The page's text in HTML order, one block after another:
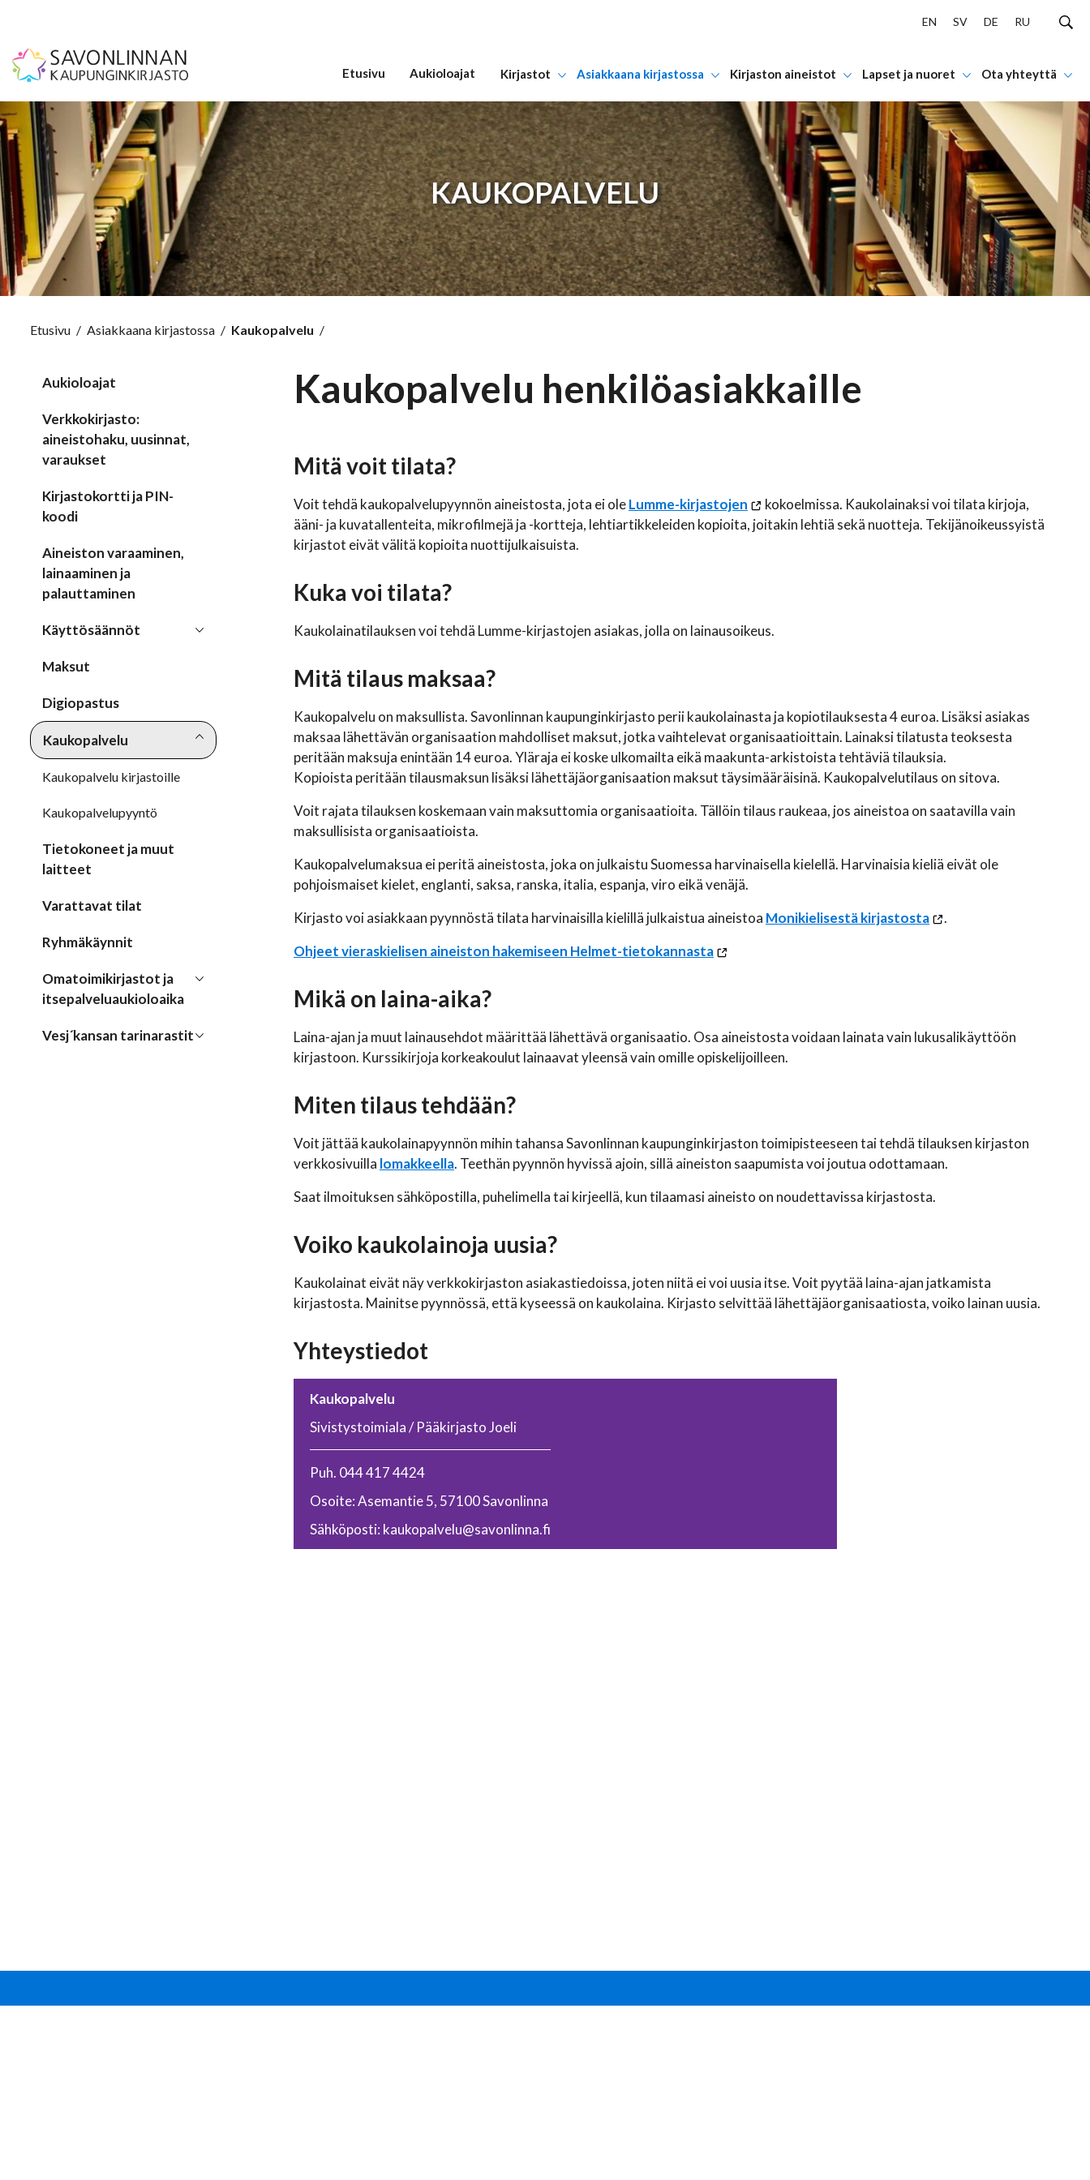
Hyppää sisältöön
EN SV DE RU
Etusivu Aukioloajat Kirjastot Asiakkaana kirjastossa Kirjaston aineistot Lapset ja nuoret Ota yhteyttä
KAUKOPALVELU
Etusivu / Asiakkaana kirjastossa / Kaukopalvelu /
Aukioloajat
Verkkokirjasto:
aineistohaku, uusinnat,
varaukset
Kirjastokortti ja PIN-
koodi
Aineiston varaaminen,
lainaaminen ja
palauttaminen
Käyttösäännöt
Maksut
Digiopastus
Kaukopalvelu
Kaukopalvelu kirjastoille
Kaukopalvelupyyntö
Tietokoneet ja muut
laitteet
Varattavat tilat
Ryhmäkäynnit
Omatoimikirjastot ja
itsepalveluaukioloaika
Vesj´kansan tarinarastit
Kaukopalvelu henkilöasiakkaille
Mitä voit tilata?
Voit tehdä kaukopalvelupyynnön aineistosta, jota ei oleLumme-kirjastojen
kokoelmissa. Kaukolainaksi voi tilata kirjoja,
ääni- ja kuvatallenteita, mikrofilmejä ja -kortteja, lehtiartikkeleiden kopioita, joitakin lehtiä sekä nuotteja. Tekijänoikeussyistä
kirjastot eivät välitä kopioita nuottijulkaisuista.
Kuka voi tilata?
Kaukolainatilauksen voi tehdä Lumme-kirjastojen asiakas, jolla on lainausoikeus.
Mitä tilaus maksaa?
Kaukopalvelu on maksullista. Savonlinnan kaupunginkirjasto perii kaukolainasta ja kopiotilauksesta 4 euroa. Lisäksi asiakas
maksaa lähettävän organisaation mahdolliset maksut, jotka vaihtelevat organisaatioittain. Lainaksi tilatusta teoksesta
peritään maksuja enintään 14 euroa. Yläraja ei koske ulkomailta eikä maakunta-arkistoista tehtäviä tilauksia.
Kopioista peritään tilausmaksun lisäksi lähettäjäorganisaation maksut täysimääräisinä. Kaukopalvelutilaus on sitova.
Voit rajata tilauksen koskemaan vain maksuttomia organisaatioita. Tällöin tilaus raukeaa, jos aineistoa on saatavilla vain
maksullisista organisaatioista.
Kaukopalvelumaksua ei peritä aineistosta, joka on julkaistu Suomessa harvinaisella kielellä. Harvinaisia kieliä eivät ole
pohjoismaiset kielet, englanti, saksa, ranska, italia, espanja, viro eikä venäjä.
Kirjasto voi asiakkaan pyynnöstä tilata harvinaisilla kielillä julkaistua aineistoa Monikielisestä kirjastosta
.
Ohjeet vieraskielisen aineiston hakemiseen Helmet-tietokannasta
Mikä on laina-aika?
Laina-ajan ja muut lainausehdot määrittää lähettävä organisaatio. Osa aineistosta voidaan lainata vain lukusalikäyttöön
kirjastoon. Kurssikirjoja korkeakoulut lainaavat yleensä vain omille opiskelijoilleen.
Miten tilaus tehdään?
Voit jättää kaukolainapyynnön mihin tahansa Savonlinnan kaupunginkirjaston toimipisteeseen tai tehdä tilauksen kirjaston
verkkosivuilla lomakkeella. Teethän pyynnön hyvissä ajoin, sillä aineiston saapumista voi joutua odottamaan.
Saat ilmoituksen sähköpostilla, puhelimella tai kirjeellä, kun tilaamasi aineisto on noudettavissa kirjastosta.
Voiko kaukolainoja uusia?
Kaukolainat eivät näy verkkokirjaston asiakastiedoissa, joten niitä ei voi uusia itse. Voit pyytää laina-ajan jatkamista
kirjastosta. Mainitse pyynnössä, että kyseessä on kaukolaina. Kirjasto selvittää lähettäjäorganisaatiosta, voiko lainan uusia.
Yhteystiedot
Kaukopalvelu
Sivistystoimiala / Pääkirjasto Joeli
Puh. 044 417 4424
Osoite: Asemantie 5, 57100 Savonlinna
Sähköposti: kaukopalvelu@savonlinna.fi